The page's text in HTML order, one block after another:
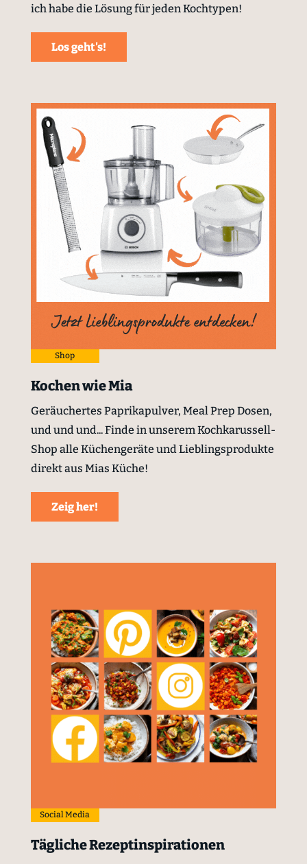
ich habe die Lösung für jeden Kochtypen!
Los geht's!
Shop
Kochen wie Mia
Geräuchertes Paprikapulver, Meal Prep Dosen,
und und und... Finde in unserem Kochkarussell-
Shop alle Küchengeräte und Lieblingsprodukte
direkt aus Mias Küche!
Zeig her!
Social Media
Tägliche Rezeptinspirationen